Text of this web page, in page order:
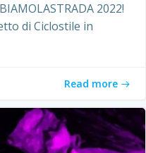
2022!
di Ciclostile in
Read more